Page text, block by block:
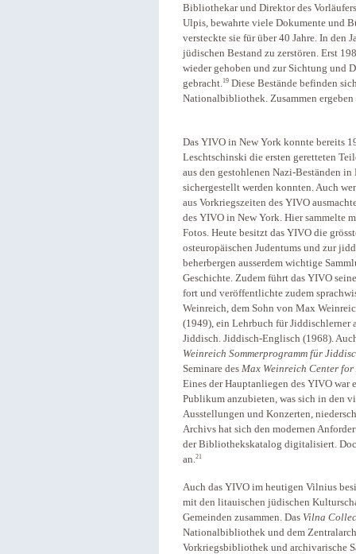
Bibliothekar und Direktor des
Ulpis, bewahrte viele Dokumente und
versteckte sie für über 40 Jahre. In den
jüdischen Bestand zu zerstören. Erst
wieder gehoben und zur Sichtung und
gebracht.19 Diese Bestände befinden
Nationalbibliothek. Zusammen
Das YIVO in New York konnte bereits
Leschtschinski die ersten geretteten
aus den gestohlenen Nazi-Beständen
sichergestellt werden konnten. Auch
aus Vorkriegszeiten des YIVO
des YIVO in New York. Hier sammelte
Fotos. Heute besitzt das YIVO die
osteuropäischen Judentums und zur
beherbergen ausserdem wichtige
Geschichte. Zudem führt das YIVO
fort und veröffentlichte zudem
Weinreich, dem Sohn von Max
(1949), ein Lehrbuch für Jiddischlerner
Jiddisch. Jiddisch-Englisch (1968).
Weinreich Sommerprogramm für
Seminare des Max Weinreich Center
Eines der Hauptanliegen des YIVO war
Publikum anzubieten, was sich in den
Ausstellungen und Konzerten,
Archivs hat sich den modernen
der Bibliothekskatalog digitalisiert.
an.21
Auch das YIVO im heutigen Vilnius
mit den litauischen jüdischen
Gemeinden zusammen. Das Vilna
Nationalbibliothek und dem
Vorkriegsbibliothek und archivarische